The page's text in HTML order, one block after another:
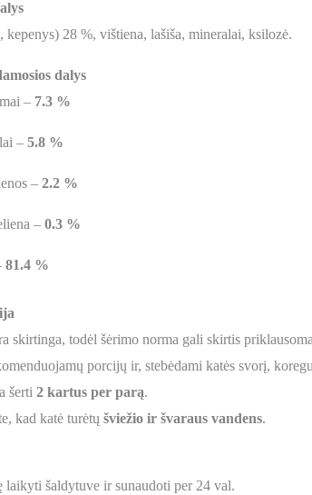
kepenys) 28 %, vištiena, lašiša, mineralai, ksilozė.
dalys
– 7.3 %
– 5.8 %
– 2.2 %
– 0.3 %
81.4 %
skirtinga, todėl šėrimo norma gali skirtis
porcijų ir, stebėdami katės svorį,
šerti 2 kartus per parą.
kad katė turėtų šviežio ir švaraus vandens.
laikyti šaldytuve ir sunaudoti per 24 val.